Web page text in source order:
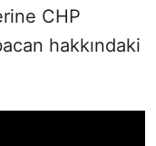
CHP
hakkındaki